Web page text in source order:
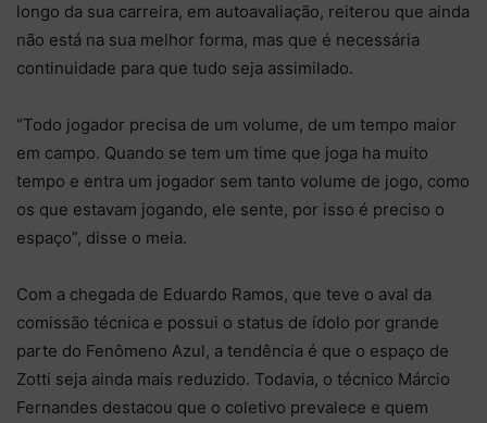
longo da sua carreira, em autoavaliação, reiterou que ainda
não está na sua melhor forma, mas que é necessária
continuidade para que tudo seja assimilado.
“Todo jogador precisa de um volume, de um tempo maior
em campo. Quando se tem um time que joga ha muito
tempo e entra um jogador sem tanto volume de jogo, como
os que estavam jogando, ele sente, por isso é preciso o
espaço”, disse o meia.
Com a chegada de Eduardo Ramos, que teve o aval da
comissão técnica e possui o status de ídolo por grande
parte do Fenômeno Azul, a tendência é que o espaço de
Zotti seja ainda mais reduzido. Todavia, o técnico Márcio
Fernandes destacou que o coletivo prevalece e quem